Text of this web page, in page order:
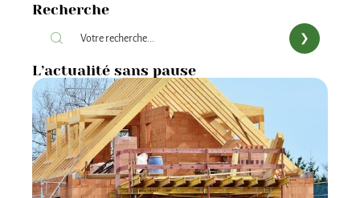
Recherche
L’actualité sans pause